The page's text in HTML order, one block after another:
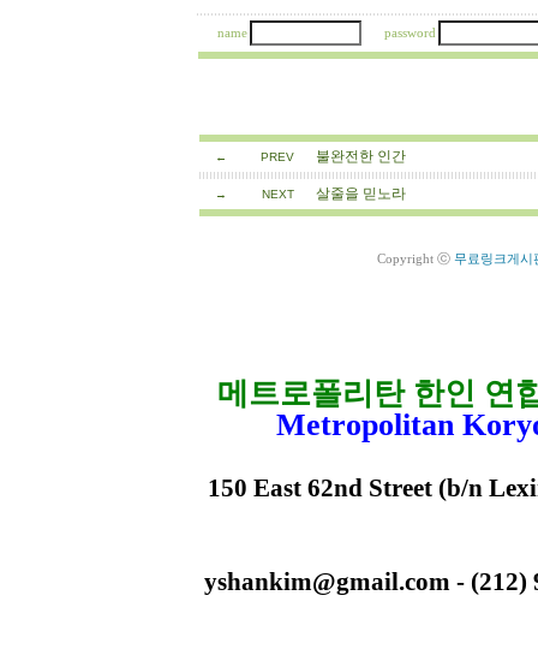
name password
← PREV 불완전한 인간
→ NEXT 살줄을 믿노라
Copyright ⓒ 무료링크게시
메트로폴리탄 한인 연
Metropolitan
150 East 62nd Street (b/n
yshankim@gmail.com - (212)